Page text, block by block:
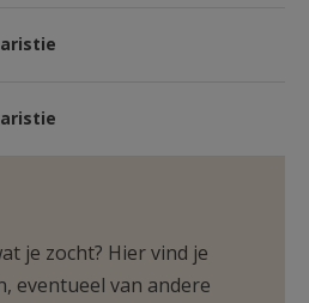
je zocht? Hier vind je
eventueel van andere